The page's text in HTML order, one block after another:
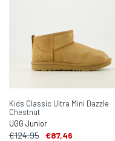
Kids Classic Ultra Mini Dazzle
Chestnut
UGG Junior
€124,95 €87,46